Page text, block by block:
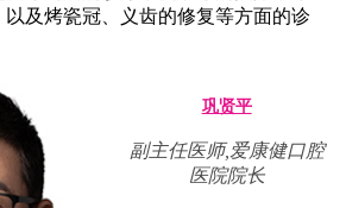
及烤瓷冠、义齿的修复等方面的诊
巩贤平
副主任医师,爱康健口腔
医院院长